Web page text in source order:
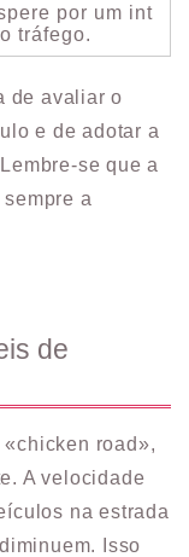
por um int
tráfego.
de avaliar o
e de adotar a
se que a
a
de
road»,
A velocidade
na estrada
Isso